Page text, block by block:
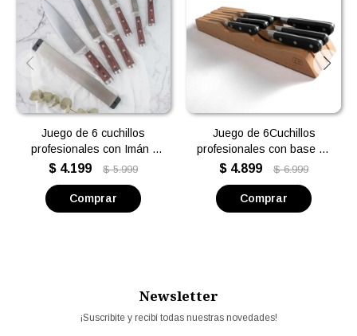
Juego de 6 cuchillos
profesionales con Imán -
Volf
$ 4.199 $ 5.999
Juego de 6Cuchillos
profesionales con base de
madera Volf - Goldensea
$ 4.899 $ 6.999
Newsletter
¡Suscribite y recibí todas nuestras novedades!